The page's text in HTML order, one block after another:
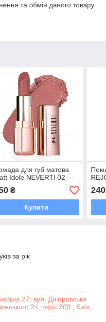
та обмін даного товару
для губ матова
Idole NEVERTI 02
₴
Купити
240
за рік
27; вул. Дніпровська
24, офіс 209 , Київ,